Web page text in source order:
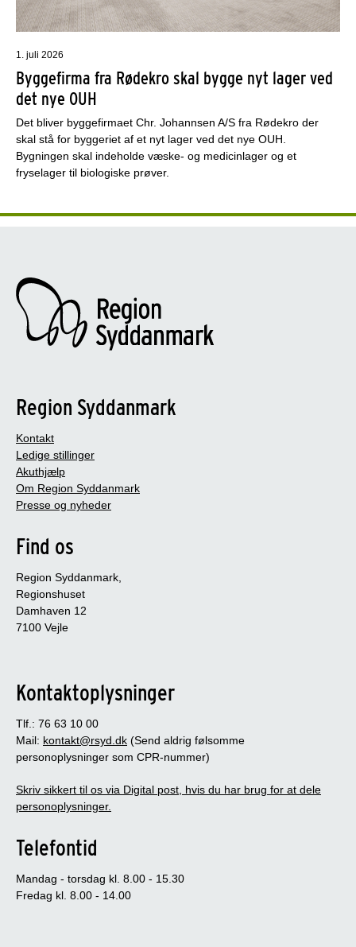
1. juli 2026
Byggefirma fra Rødekro skal bygge nyt lager ved
det nye OUH
Det bliver byggefirmaet Chr. Johannsen A/S fra Rødekro der
skal stå for byggeriet af et nyt lager ved det nye OUH.
Bygningen skal indeholde væske- og medicinlager og et
fryselager til biologiske prøver.
Region Syddanmark
Kontakt
Ledige stillinger
Akuthjælp
Om Region Syddanmark
Presse og nyheder
Find os
Region Syddanmark,
Regionshuset
Damhaven 12
7100 Vejle
Kontaktoplysninger
Tlf.: 76 63 10 00
Mail: kontakt@rsyd.dk (Send aldrig følsomme
personoplysninger som CPR-nummer)
Skriv sikkert til os via Digital post, hvis du har brug for at dele
personoplysninger.
Telefontid
Mandag - torsdag kl. 8.00 - 15.30
Fredag kl. 8.00 - 14.00